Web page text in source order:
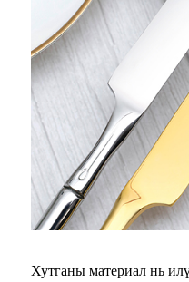
Хутганы материал нь